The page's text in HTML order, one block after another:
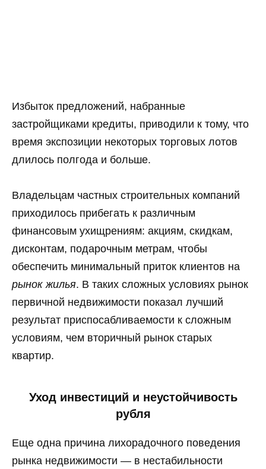
Избыток предложений, набранные
застройщиками кредиты, приводили к тому, что
время экспозиции некоторых торговых лотов
длилось полгода и больше.
Владельцам частных строительных компаний
приходилось прибегать к различным
финансовым ухищрениям: акциям, скидкам,
дисконтам, подарочным метрам, чтобы
обеспечить минимальный приток клиентов на
рынок жилья. В таких сложных условиях рынок
первичной недвижимости показал лучший
результат приспосабливаемости к сложным
условиям, чем вторичный рынок старых
квартир.
Уход инвестиций и неустойчивость
рубля
Еще одна причина лихорадочного поведения
рынка недвижимости — в нестабильности